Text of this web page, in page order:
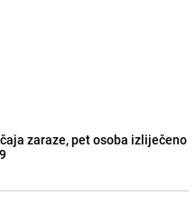
zaraze, pet osoba izliječeno